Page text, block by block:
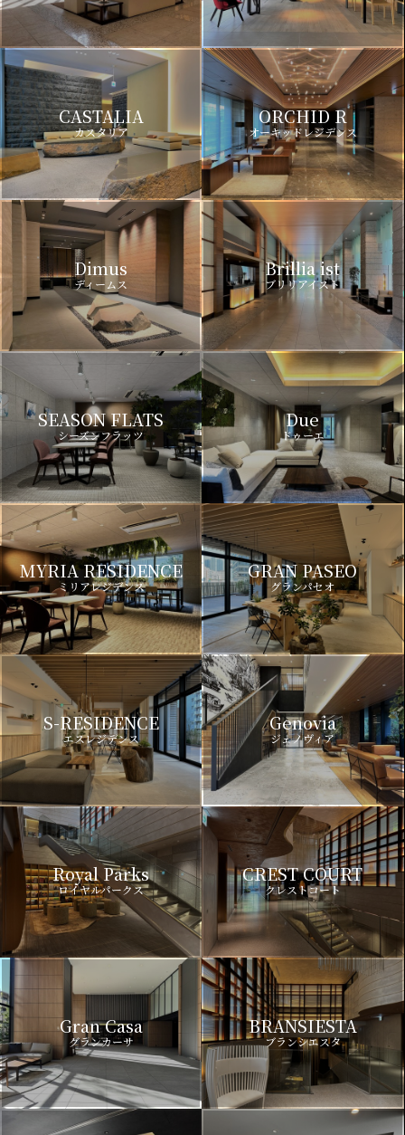
CASTALIA
カスタリア
ORCHID R
オーキッドレジデンス
Dimus
ディームス
Brillia ist
ブリリアイスト
SEASON FLATS
シーズンフラッツ
Due
ドゥーエ
MYRIA RESIDENCE
ミリアレジデンス
GRAN PASEO
グランパセオ
S-RESIDENCE
エスレジデンス
Genovia
ジェノヴィア
Royal Parks
ロイヤルパークス
CREST COURT
クレストコート
Gran Casa
グランカーサ
BRANSIESTA
ブランシエスタ